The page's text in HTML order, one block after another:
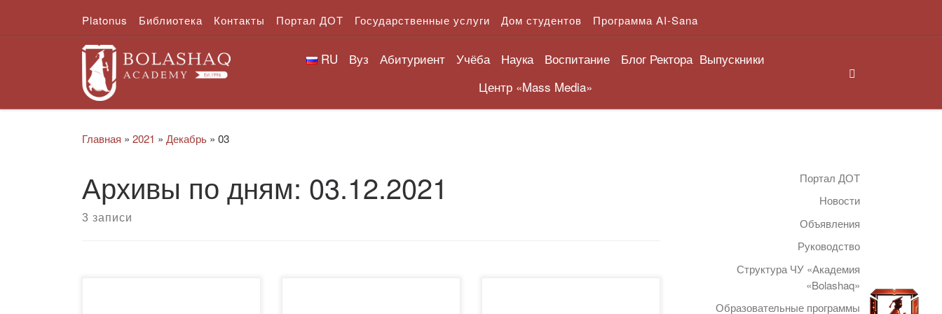
Перейти к содержимому
Platonus Библиотека Контакты Портал ДОТ Государственные услуги Дом студентов Программа AI-Sana
RU Вуз Абитуриент Учёба Наука Воспитание Блог Ректора Выпускники
Центр «Mass Media»
Главная » 2021 » Декабрь » 03
Архивы по дням: 03.12.2021
3 записи
Портал ДОТ
Новости
Объявления
Руководство
Структура ЧУ «Академия
«Bolashaq»
Образовательные программы